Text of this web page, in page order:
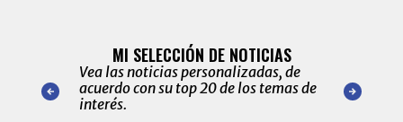
nuestro
para
MI SELECCIÓN DE NOTICIAS
Vea las noticias personalizadas, de
acuerdo con su top 20 de los temas de
interés.
de las